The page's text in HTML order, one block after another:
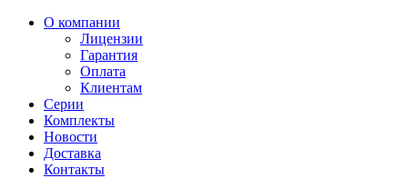
О компании
Лицензии
Гарантия
Оплата
Клиентам
Серии
Комплекты
Новости
Доставка
Контакты